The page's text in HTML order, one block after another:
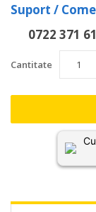
Suport /
0722 371
Cantitate